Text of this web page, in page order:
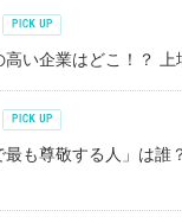
高い企業はどこ！？
も尊敬する人」は誰